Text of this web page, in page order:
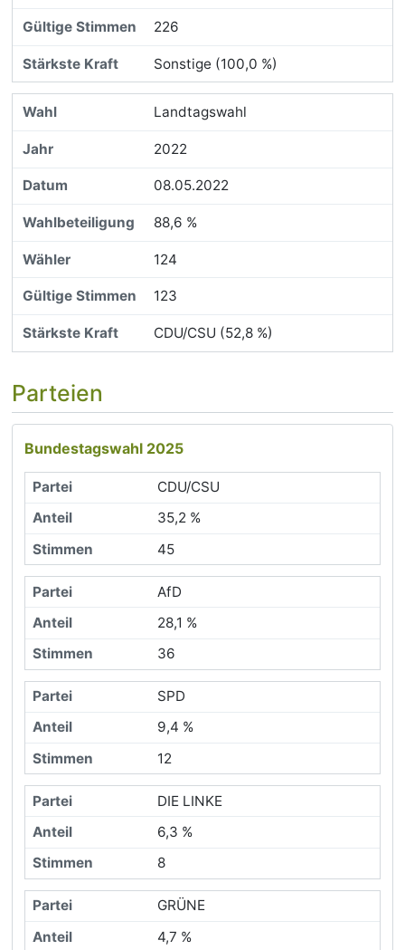
226
Sonstige (100,0 %)
Landtagswahl
2022
08.05.2022
88,6 %
124
123
CDU/CSU (52,8 %)
Parteien
Bundestagswahl 2025
CDU/CSU
35,2 %
45
AfD
28,1 %
36
SPD
9,4 %
12
DIE LINKE
6,3 %
8
GRÜNE
4,7 %